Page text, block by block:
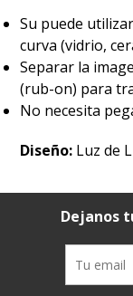
Su puede
curva (vidrio,
Separar la
(rub-on) para
No necesita
Diseño: Luz de
Dejanos